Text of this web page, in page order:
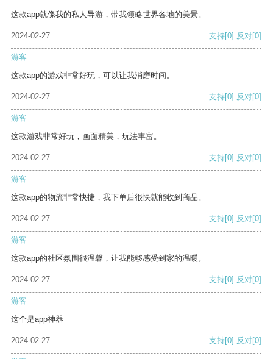
这款app就像我的私人导游，带我领略世界各地的美景。
2024-02-27 支持[0] 反对[0]
游客
这款app的游戏非常好玩，可以让我消磨时间。
2024-02-27 支持[0] 反对[0]
游客
这款游戏非常好玩，画面精美，玩法丰富。
2024-02-27 支持[0] 反对[0]
游客
这款app的物流非常快捷，我下单后很快就能收到商品。
2024-02-27 支持[0] 反对[0]
游客
这款app的社区氛围很温馨，让我能够感受到家的温暖。
2024-02-27 支持[0] 反对[0]
游客
这个是app神器
2024-02-27 支持[0] 反对[0]